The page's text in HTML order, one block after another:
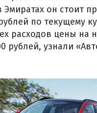
Эмиратах он стоит
по текущему
расходов цены на
рублей, узнали